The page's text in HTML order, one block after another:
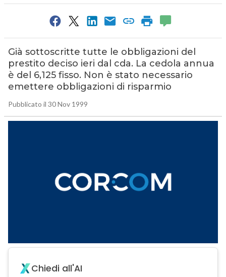
Già sottoscritte tutte le obbligazioni del
prestito deciso ieri dal cda. La cedola annua
è del 6,125 fisso. Non è stato necessario
emettere obbligazioni di risparmio
Pubblicato il 30 Nov 1999
Chiedi all'AI